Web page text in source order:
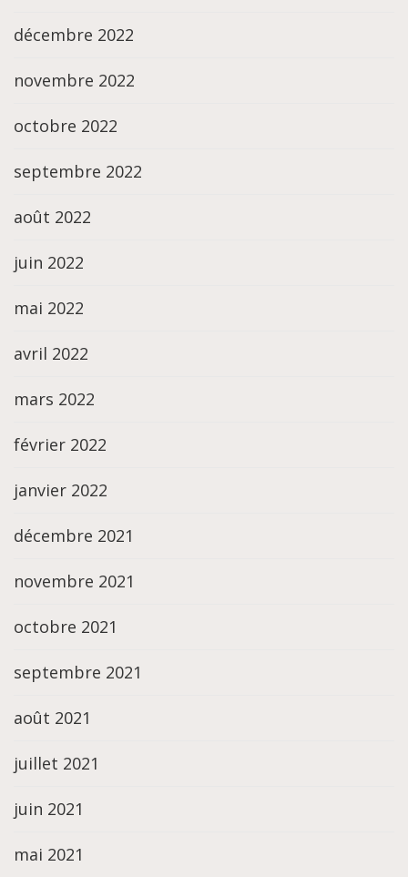
décembre 2022
novembre 2022
octobre 2022
septembre 2022
août 2022
juin 2022
mai 2022
avril 2022
mars 2022
février 2022
janvier 2022
décembre 2021
novembre 2021
octobre 2021
septembre 2021
août 2021
juillet 2021
juin 2021
mai 2021